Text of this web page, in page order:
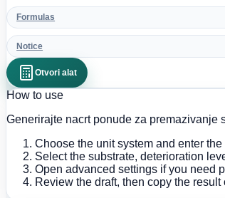
Formulas
Notice
Otvori alat
How to use
Generirajte nacrt ponude za
Choose the unit system and enter the
Select the substrate, deterioration
Open advanced settings if you need
Review the draft, then copy the